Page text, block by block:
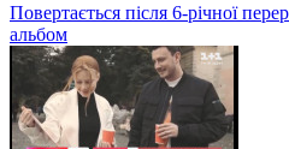
Повертається після 6-річної
альбом